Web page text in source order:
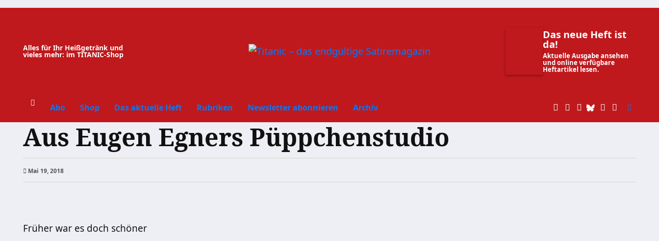
Zum
Alles für Ihr Heißgetränk und
vieles mehr: im TITANIC-Shop
Das neue Heft ist
da!
Aktuelle Ausgabe ansehen
und online verfügbare
Heftartikel lesen.
Abo Shop Das aktuelle Heft Rubriken Newsletter abonnieren Archiv
Aus Eugen Egners Püppchenstudio
Mai 19, 2018
Früher war es doch schöner